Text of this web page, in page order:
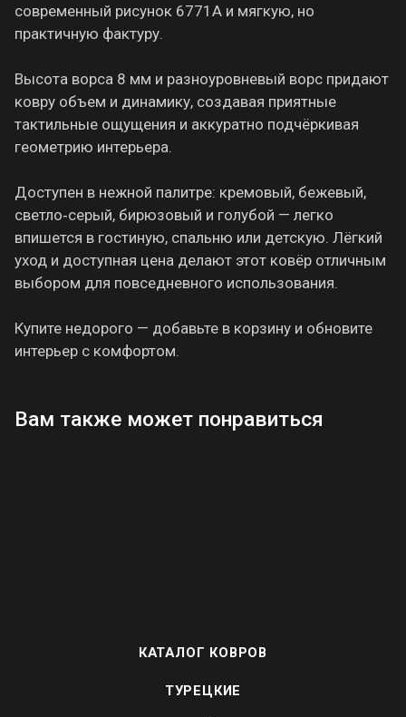
современный рисунок 6771A и мягкую, но
практичную фактуру.
Высота ворса 8 мм и разноуровневый ворс придают
ковру объем и динамику, создавая приятные
тактильные ощущения и аккуратно подчёркивая
геометрию интерьера.
Доступен в нежной палитре: кремовый, бежевый,
светло‑серый, бирюзовый и голубой — легко
впишется в гостиную, спальню или детскую. Лёгкий
уход и доступная цена делают этот ковёр отличным
выбором для повседневного использования.
Купите недорого — добавьте в корзину и обновите
интерьер с комфортом.
Вам также может понравиться
КАТАЛОГ КОВРОВ
ТУРЕЦКИЕ